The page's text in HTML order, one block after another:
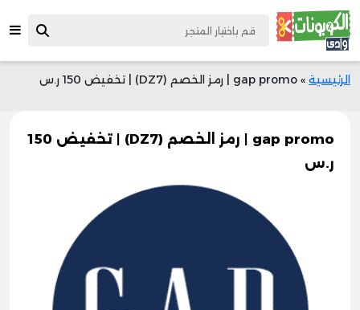
الرئيسية » gap promo | رمز الخصم (DZ7) | تخفيض 150 ر.س
gap promo | رمز الخصم (DZ7) | تخفيض 150
ر.س